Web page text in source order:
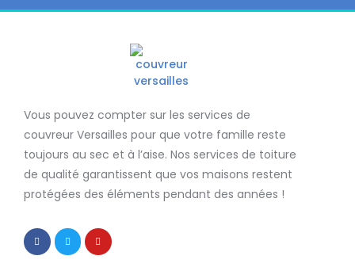
Vous pouvez compter sur les services de
couvreur Versailles pour que votre famille reste
toujours au sec et à l’aise. Nos services de toiture
de qualité garantissent que vos maisons restent
protégées des éléments pendant des années !